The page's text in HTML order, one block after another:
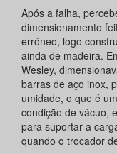
Após a falha,
dimensionamento
errôneo, logo
ainda de madeira.
Wesley,
barras de aço inox,
umidade, o que é
condição de vácuo,
para suportar a
quando o trocador